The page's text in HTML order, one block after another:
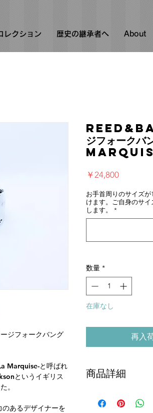
レクション 歴史の継承者へ About
ジフォークバング
Marquise-と呼ばれ
というイギリス
。
あるデザイナーを
ジフォーク
￥24,800価
お手首周りのサイズ
けます。ご自身のサ
します。
*
数量 *
在庫なし
再入
商品詳細
開口部長さ：約3cm